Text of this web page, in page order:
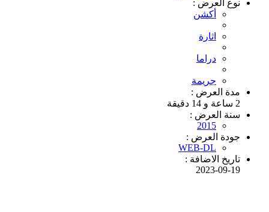
نوع العرض :
أكشن
اثارة
دراما
جريمة
مدة العرض :
2 ساعة و 14 دقيقة
سنة العرض :
2015
جودة العرض :
WEB-DL
تاريخ الاضافة :
2023-09-19